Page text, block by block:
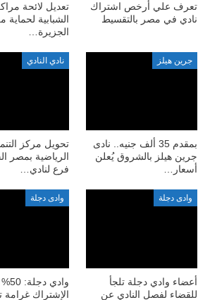
تعرف علي أرخص اشتراك
نادي في مصر بالتقسيط
تعديل لائحة
الشبابية
الجزيرة…
جرين هيلز
بمقدم 35 ألف جنيه.. نادى
جرين هيلز بالشروق يُعلن
أسعار…
نادي النادي
تحويل مركز
الرياضية بمصر
فرع لنادي…
وادى دجلة
أعضاء وادي دجلة تلجأ
للقضاء لفصل النادي عن
وادى دجلة
وادي
الإشتراك غرامة